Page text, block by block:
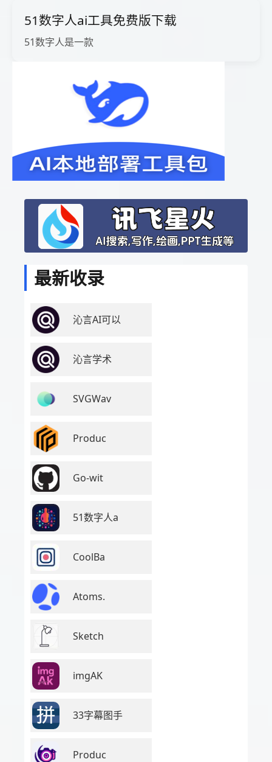
51数字人ai工具免费版下载
51数字人是一款
最新收录
沁言AI可以
沁言学术
SVGWav
Produc
Go-wit
51数字人a
CoolBa
Atoms.
Sketch
imgAK
33字幕图手
Produc